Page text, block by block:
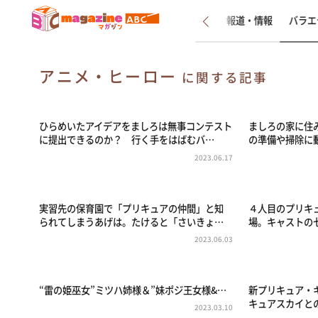
新着 インタビュー 報道・情報 バラ
アニメ・ヒーロー に関する記事
ひらめいたアイデアをましろは無事コンテスト
に提出できるのか？ 行く手をはばむバ…
2023.06.17
ましろの家に住
の準備や掃除
実習先の保育園で「プリキュアの仲間」と知
られてしまうあげは。たけると「さいきょ…
2023.06.03
４人目のプリキ
場。キャスト
“雷の姫巫女”ミツハ姉様＆”妹ポジ王女様&…
2023.03.10
新プリキュア
キュアスカイ